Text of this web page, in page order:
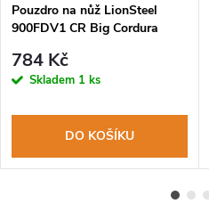
Pouzdro na nůž LionSteel
900FDV1 CR Big Cordura
784 Kč
Skladem 1 ks
DO KOŠÍKU